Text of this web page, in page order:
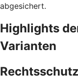
abgesichert.
Highlights
Varianten